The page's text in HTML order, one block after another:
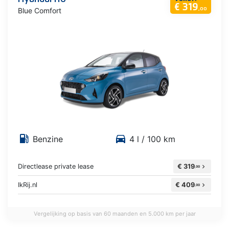
€ 319,00
Blue Comfort
local_gas_station Benzine directions_car 4 l / 100 km
Directlease private lease € 319,00 chevron_right
IkRij.nl € 409,00 chevron_right
Vergelijking op basis van 60 maanden en 5.000 km per jaar